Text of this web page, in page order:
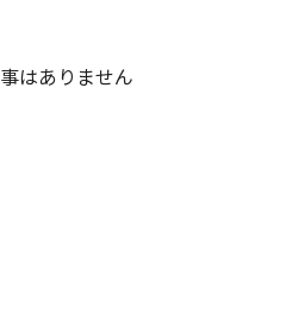
はありません